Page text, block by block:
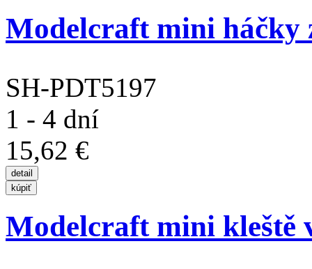
Modelcraft mini háčky
SH-PDT5197
1 - 4 dní
15,62 €
Modelcraft mini kleště